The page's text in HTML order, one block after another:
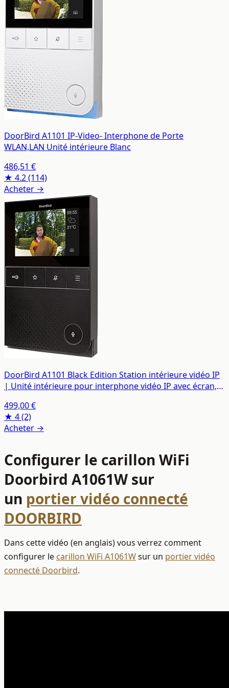
DoorBird A1101 IP-Video- Interphone de Porte
WLAN,LAN Unité intérieure Blanc
486,51 €
★ 4.2(114)
Acheter →
DoorBird A1101 Black Edition Station intérieure vidéo IP
| Unité intérieure pour interphone vidéo IP avec écran,
499,00 €
★ 4(2)
Acheter →
Configurer le carillon WiFi
Doorbird A1061W sur
un portier vidéo connecté
DOORBIRD
Dans cette vidéo (en anglais) vous verrez comment
configurer le carillon WiFi A1061Wsur un portier vidéo
connecté Doorbird.